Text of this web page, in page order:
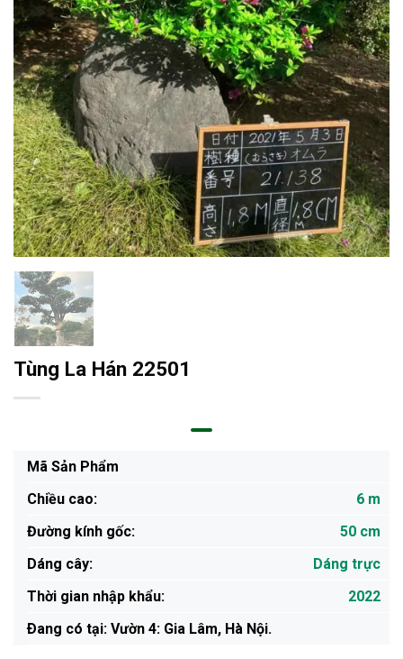
Tùng La Hán 22501
Mã Sản Phẩm
Chiều cao:
6 m
Đường kính gốc:
50 cm
Dáng cây:
Dáng trực
Thời gian nhập khẩu:
2022
Ðang có tại: Vườn 4: Gia Lâm, Hà Nội.